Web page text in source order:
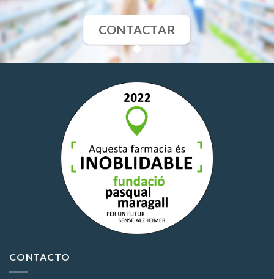
CONTACTAR
CONTACTO